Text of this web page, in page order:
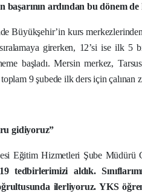
başarının ardından bu dönem de
Büyükşehir’in kurs
girerken, 12’si ise ilk 5
başladı. Mersin merkez,
9 şubede ilk ders için
gidiyoruz”
Eğitim Hizmetleri Şube Müdürü
tedbirlerimizi aldık.
ilerliyoruz. YKS